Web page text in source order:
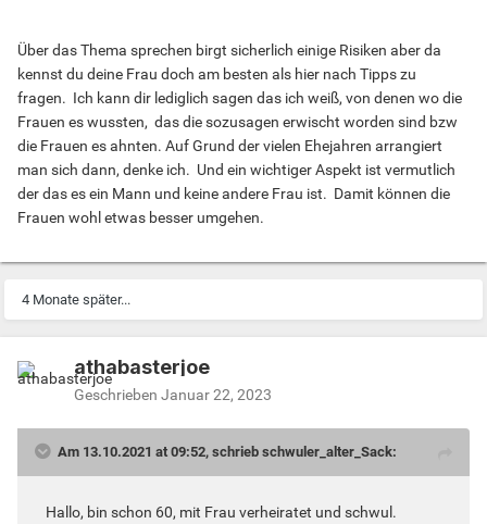
Über das Thema sprechen birgt sicherlich einige Risiken aber da
kennst du deine Frau doch am besten als hier nach Tipps zu
fragen. Ich kann dir lediglich sagen das ich weiß, von denen wo die
Frauen es wussten, das die sozusagen erwischt worden sind bzw
die Frauen es ahnten. Auf Grund der vielen Ehejahren arrangiert
man sich dann, denke ich. Und ein wichtiger Aspekt ist vermutlich
der das es ein Mann und keine andere Frau ist. Damit können die
Frauen wohl etwas besser umgehen.
4 Monate später...
athabasterjoe
Geschrieben Januar 22, 2023
Am 13.10.2021 at 09:52, schrieb schwuler_alter_Sack:
Hallo, bin schon 60, mit Frau verheiratet und schwul.